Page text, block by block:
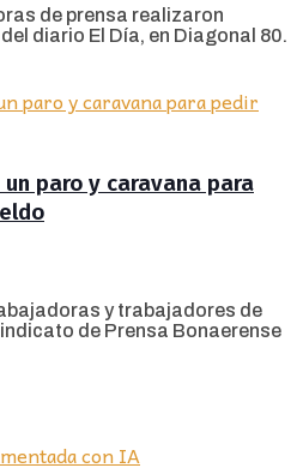
de prensa realizaron
diario El Día, en Diagonal 80.
paro y caravana para
y trabajadores de
de Prensa Bonaerense